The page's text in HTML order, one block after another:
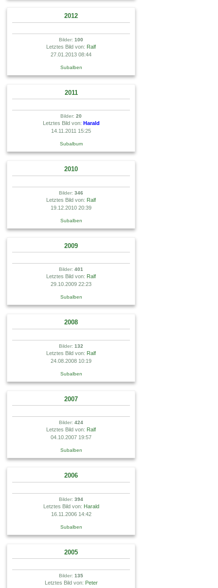
2012
Bilder: 100
Letztes Bild von: Ralf
27.01.2013 08:44
Subalben
2011
Bilder: 20
Letztes Bild von: Harald
14.11.2011 15:25
Subalbum
2010
Bilder: 346
Letztes Bild von: Ralf
19.12.2010 20:39
Subalben
2009
Bilder: 401
Letztes Bild von: Ralf
29.10.2009 22:23
Subalben
2008
Bilder: 132
Letztes Bild von: Ralf
24.08.2008 10:19
Subalben
2007
Bilder: 424
Letztes Bild von: Ralf
04.10.2007 19:57
Subalben
2006
Bilder: 394
Letztes Bild von: Harald
16.11.2006 14:42
Subalben
2005
Bilder: 135
Letztes Bild von: Peter